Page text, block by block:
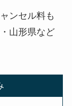
ンセル料も
山形県など